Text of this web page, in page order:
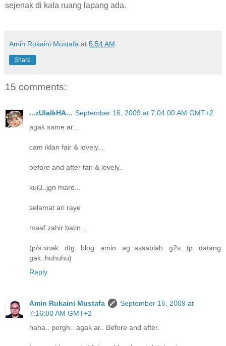
sejenak di kala ruang lapang ada.
Amin Rukaini Mustafa at 5:54 AM
Share
15 comments:
...zUlaIkHA... September 16, 2009 at 7:04:00 AM GMT+2
agak same ar...
cam iklan fair & lovely...
before and after fair & lovely..
kui3..jgn mare...
selamat ari raye
maaf zahir batin...
(p/s:xnak dtg blog amin ag..assabiah g2s...tp datang
gak..huhuhu)
Reply
Amin Rukaini Mustafa
September 16, 2009 at
7:16:00 AM GMT+2
haha.. pergh.. agak ar.. Before and after.